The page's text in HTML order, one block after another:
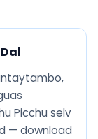
Picchu selv
— download